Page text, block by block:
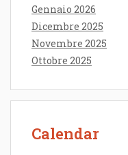
Gennaio 2026
Dicembre 2025
Novembre 2025
Ottobre 2025
Calendar